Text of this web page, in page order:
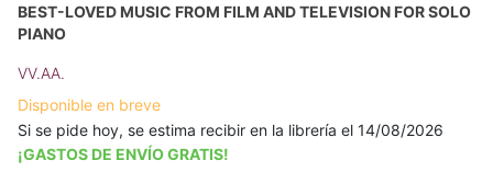
BEST-LOVED MUSIC FROM FILM AND TELEVISION FOR SOLO
PIANO
VV.AA.
Disponible en breve
Si se pide hoy, se estima recibir en la librería el 14/08/2026
¡GASTOS DE ENVÍO GRATIS!